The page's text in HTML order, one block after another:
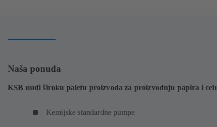
Naša ponuda
KSB nudi široku paletu proizvoda za proizvodnju papira i
Kemijske standardne pumpe